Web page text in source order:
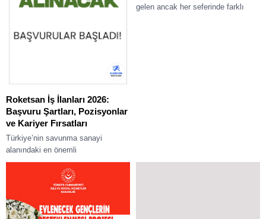
Roketsan İş İlanları 2026:
Başvuru Şartları, Pozisyonlar
ve Kariyer Fırsatları
Türkiye’nin savunma sanayi
alanındaki en önemli
kuruluşlarından biri olan Roketsan,
her yıl yüzlerce kişiye istihdam
sağlayarak nitelikli iş gücünü
bünyesine...
gelen ancak her seferinde farklı